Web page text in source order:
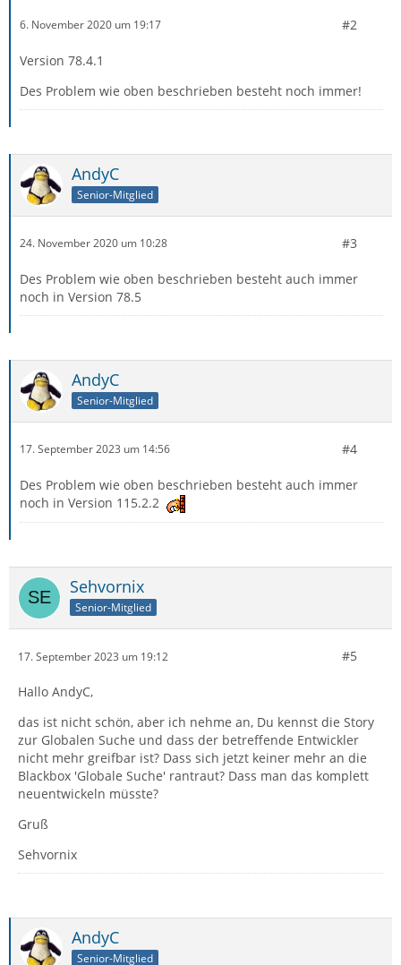
6. November 2020 um 19:17 #2
Version 78.4.1
Des Problem wie oben beschrieben besteht noch immer!
AndyC
Senior-Mitglied
24. November 2020 um 10:28 #3
Des Problem wie oben beschrieben besteht auch immer
noch in Version 78.5
AndyC
Senior-Mitglied
17. September 2023 um 14:56 #4
Des Problem wie oben beschrieben besteht auch immer
noch in Version 115.2.2
Sehvornix
Senior-Mitglied
17. September 2023 um 19:12 #5
Hallo AndyC,
das ist nicht schön, aber ich nehme an, Du kennst die Story
zur Globalen Suche und dass der betreffende Entwickler
nicht mehr greifbar ist? Dass sich jetzt keiner mehr an die
Blackbox 'Globale Suche' rantraut? Dass man das komplett
neuentwickeln müsste?
Gruß
Sehvornix
AndyC
Senior-Mitglied